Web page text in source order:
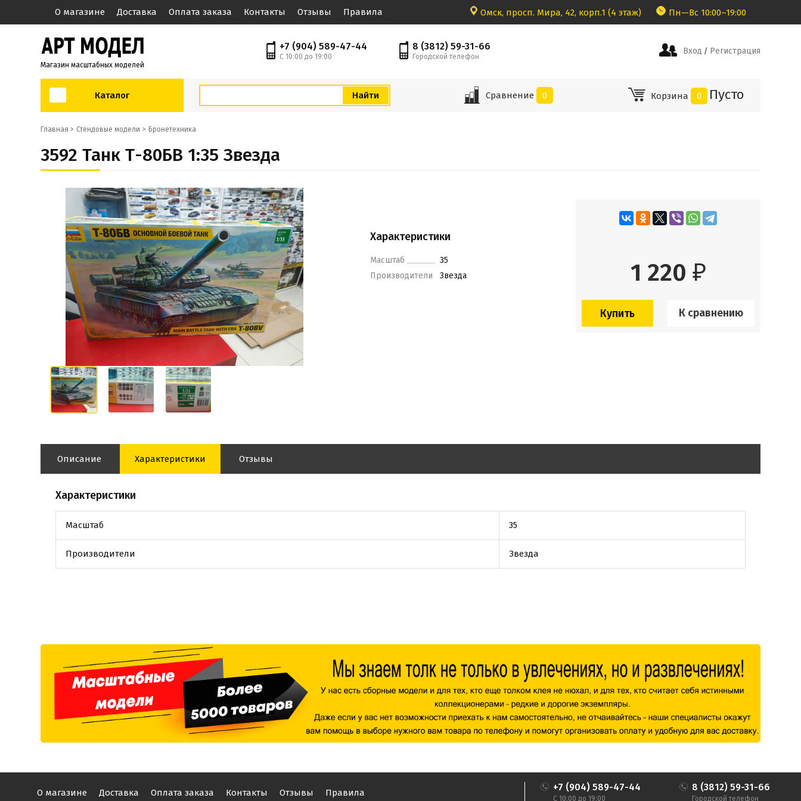
О магазине Доставка Оплата заказа Контакты Отзывы Правила Омск, просп. Мира, 42, корп.1 (4 этаж) Пн—Вс 10:00–19:00
Магазин масштабных моделей
+7 (904) 589-47-44
С 10:00 до 19:00
8 (3812) 59-31-66
Городской телефон
Вход / Регистрация
Каталог Сравнение 0 Корзина 0 Пусто
Главная > Стендовые модели Бронетехника
3592 Танк Т-80БВ 1:35 Звезда
Характеристики
Масштаб
35
Производители
Звезда 1 220 ₽
К сравнению
Описание Характеристики Отзывы
Характеристики
Масштаб 35
Производители Звезда
О магазине Доставка Оплата заказа Контакты Отзывы Правила +7 (904) 589-47-44
С 10:00 до 19:00
8 (3812) 59-31-66
Городской телефон